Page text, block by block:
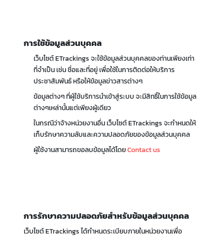
การใช้ข้อมูลส่วนบุคคล
เว็บไซต์ ETrackings จะใช้ข้อมูลส่วนบุคคลของท่านเพียงเท่า
ที่จำเป็น เช่น ชื่อและที่อยู่ เพื่อใช้ในการติดต่อให้บริการ
ประชาสัมพันธ์ หรือให้ข้อมูลข่าวสารต่างๆ
ข้อมูลต่างๆ ที่ผู้ใช้บริการนำเข้าสู่ระบบ จะมีสิทธิ์ในการใช้ข้อมูล
ต่างๆเหล่านั้นแต่เพียงผู้เดียว
ในกรณีว่าจ้างหน่วยงานอื่น เว็บไซต์ ETrackings จะกำหนดให้
เก็บรักษาความลับและความปลอดภัยของข้อมูลส่วนบุคคล
ผู้ใช้งานสามารถขอลบข้อมูลได้โดยContact us
การรักษาความปลอดภัยสำหรับข้อมูลส่วนบุคคล
เว็บไซต์ ETrackings ได้กำหนดระเบียบภายในหน่วยงานเพื่อ